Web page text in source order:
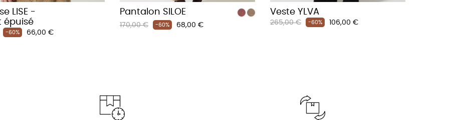
LISE -
épuisé
-60% Prix
66,00 €
Pantalon SILOE
Prix
170,00 € -60% Prix
68,00 €
Veste YLVA
Prix
265,00 € -60% Prix
106,00 €